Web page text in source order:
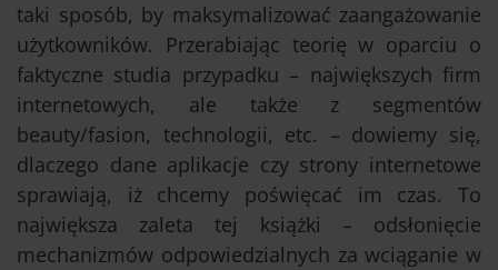
taki sposób, by maksymalizować zaangażowanie
użytkowników. Przerabiając teorię w oparciu o
faktyczne studia przypadku – największych firm
internetowych, ale także z segmentów
beauty/fasion, technologii, etc. – dowiemy się,
dlaczego dane aplikacje czy strony internetowe
sprawiają, iż chcemy poświęcać im czas. To
największa zaleta tej książki – odsłonięcie
mechanizmów odpowiedzialnych za wciąganie w